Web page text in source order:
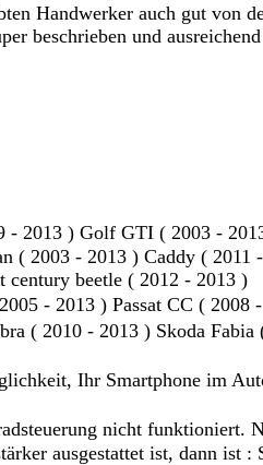
Handwerker auch gut von
beschrieben und
- 2013 ) Golf GTI ( 2003 -
( 2003 - 2013 ) Caddy ( 2011
century beetle ( 2012 - 2013 )
- 2013 ) Passat CC ( 2008
( 2010 - 2013 ) Skoda Fabia
Ihr Smartphone im
nicht funktioniert.
ausgestattet ist, dann ist :